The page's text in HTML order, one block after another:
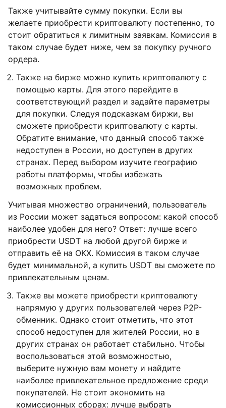
Также учитывайте сумму покупки. Если вы
желаете приобрести криптовалюту постепенно, то
стоит обратиться к лимитным заявкам. Комиссия в
таком случае будет ниже, чем за покупку ручного
ордера.
Также на бирже можно купить криптовалюту с
помощью карты. Для этого перейдите в
соответствующий раздел и задайте параметры
для покупки. Следуя подсказкам биржи, вы
сможете приобрести криптовалюту с карты.
Обратите внимание, что данный способ также
недоступен в России, но доступен в других
странах. Перед выбором изучите географию
работы платформы, чтобы избежать
возможных проблем.
Учитывая множество ограничений, пользователь
из России может задаться вопросом: какой способ
наиболее удобен для него? Ответ: лучше всего
приобрести USDT на любой другой бирже и
отправить её на OKX. Комиссия в таком случае
будет минимальной, а купить USDT вы сможете по
привлекательным ценам.
Также вы можете приобрести криптовалюту
напрямую у других пользователей через P2P-
обменник. Однако стоит отметить, что этот
способ недоступен для жителей России, но в
других странах он работает стабильно. Чтобы
воспользоваться этой возможностью,
выберите нужную вам монету и найдите
наиболее привлекательное предложение среди
покупателей. Не стоит экономить на
комиссионных сборах: лучше выбрать